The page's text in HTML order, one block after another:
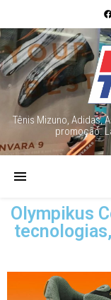
Tênis Mizuno, Adidas,
promoção.
Olympikus